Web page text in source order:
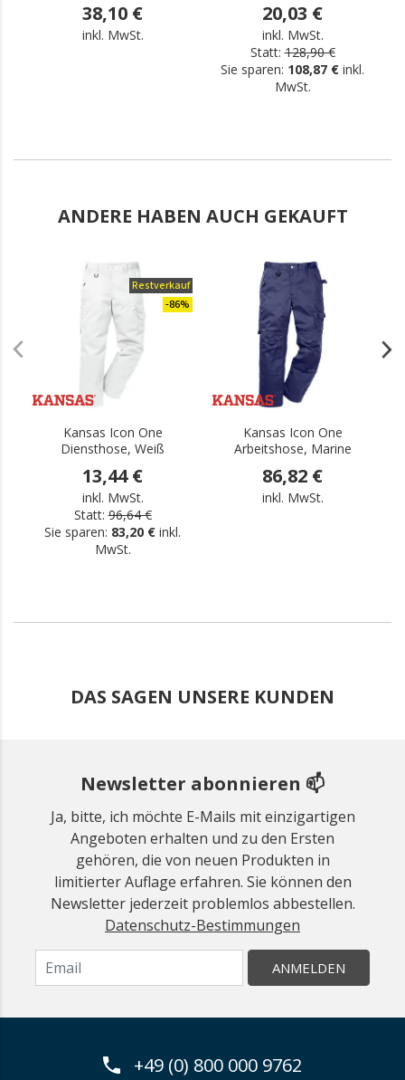
38,10 €
inkl. MwSt.
20,03 €
inkl. MwSt.
Statt: 128,90 €
Sie sparen: 108,87 € inkl.
MwSt.
ANDERE HABEN AUCH GEKAUFT
Restverkauf
-86%
Kansas Icon One
Diensthose, Weiß
13,44 €
inkl. MwSt.
Statt: 96,64 €
Sie sparen: 83,20 € inkl.
MwSt.
Kansas Icon One
Arbeitshose, Marine
86,82 €
inkl. MwSt.
DAS SAGEN UNSERE KUNDEN
Newsletter abonnieren 📫
Ja, bitte, ich möchte E-Mails mit einzigartigen
Angeboten erhalten und zu den Ersten
gehören, die von neuen Produkten in
limitierter Auflage erfahren. Sie können den
Newsletter jederzeit problemlos abbestellen.
Datenschutz-Bestimmungen
ANMELDEN
+49 (0) 800 000 9762